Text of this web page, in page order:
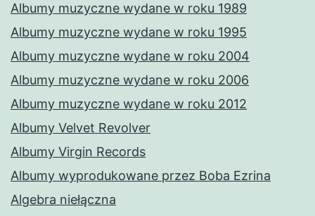
Albumy muzyczne wydane w roku 1989
Albumy muzyczne wydane w roku 1995
Albumy muzyczne wydane w roku 2004
Albumy muzyczne wydane w roku 2006
Albumy muzyczne wydane w roku 2012
Albumy Velvet Revolver
Albumy Virgin Records
Albumy wyprodukowane przez Boba Ezrina
Algebra niełączna